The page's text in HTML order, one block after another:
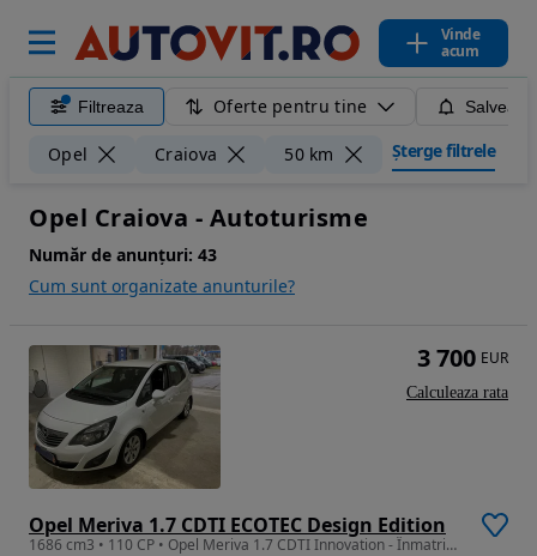
Vinde
acum
Filtreaza Oferte pentru tine
Opel Craiova 50 km Șterge filtrele
Opel Craiova - Autoturisme
Număr de anunțuri: 43
Cum sunt organizate anunturile?
Opel Meriva 1.7 CDTI ECOTEC Design Edition
1686 cm3 • 110 CP • Opel Meriva 1.7 CDTI Innovation - Înmatriculată
3 700 EUR
Calculeaza rata